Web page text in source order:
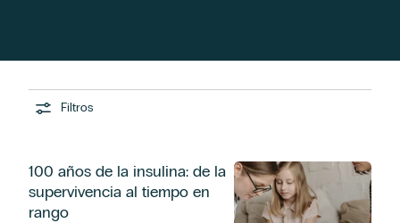
Filtros
100 años de la insulina: de la
supervivencia al tiempo en
rango